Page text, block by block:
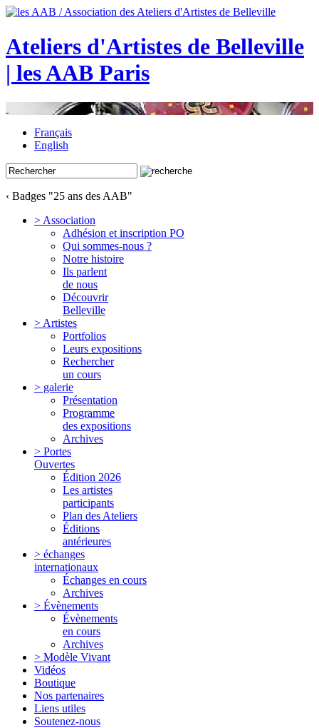
Ateliers d'Artistes de Belleville
| les AAB Paris
Français
English
‹ Badges "25 ans des AAB"
> Association
Adhésion et inscription PO
Qui sommes-nous ?
Notre histoire
Ils parlent
de nous
Découvrir
Belleville
> Artistes
Portfolios
Leurs expositions
Rechercher
un cours
> galerie
Présentation
Programme
des expositions
Archives
> Portes
Ouvertes
Édition 2026
Les artistes
participants
Plan des Ateliers
Éditions
antérieures
> échanges
internationaux
Échanges en cours
Archives
> Évènements
Évènements
en cours
Archives
> Modèle Vivant
Vidéos
Boutique
Nos partenaires
Liens utiles
Soutenez-nous